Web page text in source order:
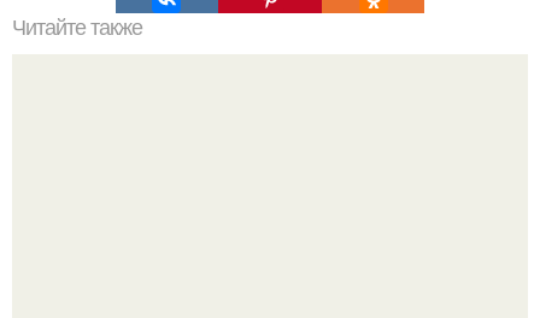
Читайте также